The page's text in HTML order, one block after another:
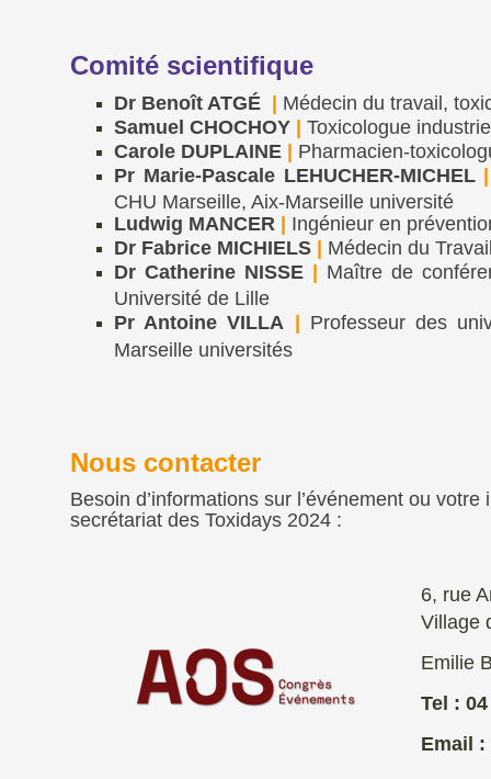
Comité scientifique
Dr Benoît ATGÉ
Médecin du travail,
Samuel CHOCHOY
Toxicologue
Carole DUPLAINE
Pharmacien-
Pr Marie-Pascale LEHUCHER-MICHEL
CHU Marseille, Aix-Marseille université
Ludwig MANCER
Ingénieur en
Dr Fabrice MICHIELS
Médecin du
Dr Catherine NISSE
Maître de
Université de Lille
Pr Antoine VILLA Professeur des
Marseille universités
Nous contacter
Besoin d’informations sur l’événement ou
secrétariat des Toxidays 2024 :
6, rue
Village
Emilie
Tel :
Email